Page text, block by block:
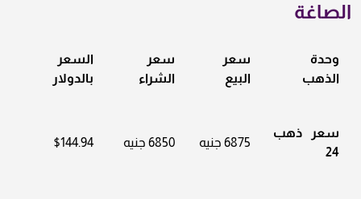
الصاغة
وحدة
الذهب
سعر
البيع
سعر
الشراء
السعر
بالدولار
سعر ذهب
24
6875 جنيه 6850 جنيه $144.94